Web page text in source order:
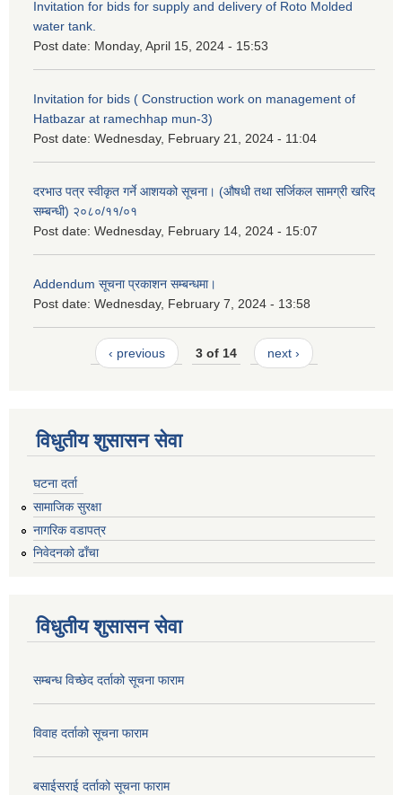
Invitation for bids for supply and delivery of Roto Molded
water tank.
Post date: Monday, April 15, 2024 - 15:53
Invitation for bids ( Construction work on management of
Hatbazar at ramechhap mun-3)
Post date: Wednesday, February 21, 2024 - 11:04
दरभाउ पत्र स्वीकृत गर्ने आशयको सूचना। (औषधी तथा सर्जिकल सामग्री खरिद
सम्बन्धी) २०८०/११/०१
Post date: Wednesday, February 14, 2024 - 15:07
Addendum सूचना प्रकाशन सम्बन्धमा।
Post date: Wednesday, February 7, 2024 - 13:58
‹ previous 3 of 14 next ›
विधुतीय शुसासन सेवा
घटना दर्ता
सामाजिक सुरक्षा
नागरिक वडापत्र
निवेदनको ढाँचा
विधुतीय शुसासन सेवा
सम्बन्ध विच्छेद दर्ताको सूचना फाराम
विवाह दर्ताको सूचना फाराम
बसाईसराई दर्ताको सूचना फाराम